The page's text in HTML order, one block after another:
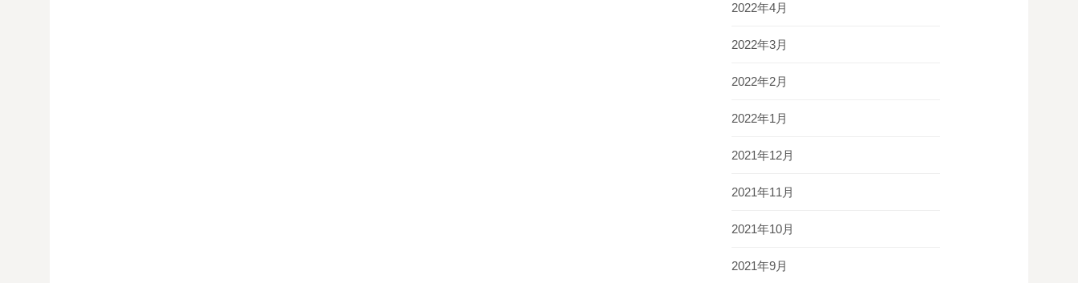
2022年4月
2022年3月
2022年2月
2022年1月
2021年12月
2021年11月
2021年10月
2021年9月